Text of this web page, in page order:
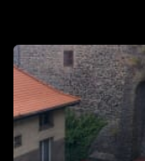
Filmy
Seriály